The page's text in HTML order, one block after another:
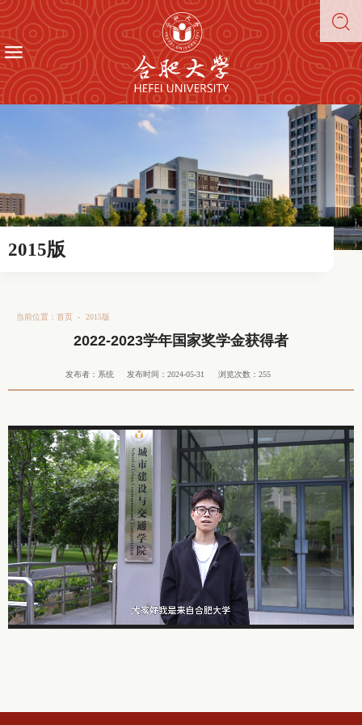
2015版
当前位置： 首页 - 2015版
2022-2023学年国家奖学金获得者
发布者：系统 发布时间：2024-05-31 浏览次数： 255